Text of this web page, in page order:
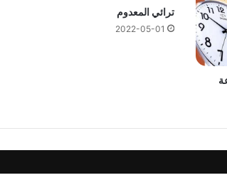
ترائي المعدوم
2022-05-01